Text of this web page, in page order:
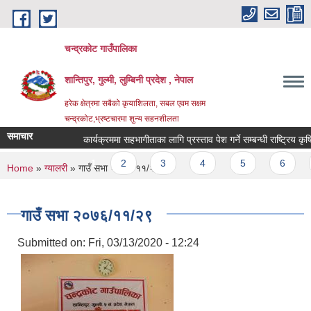
Skip to main content
चन्द्रकोट गाउँपालिका
शान्तिपुर, गुल्मी, लुम्बिनी प्रदेश , नेपाल
हरेक क्षेत्रमा सबैको कृयाशिलता, सबल एवम सक्षम
चन्द्रकोट,भ्रष्टचारमा शुन्य सहनशीलता
समाचार कार्यक्रममा सहभागीताका लागि प्रस्ताव पेश गर्ने सम्बन्धी राष्ट्रिय
Pages
1 2 3
You are here
Home » ग्यालरी» गाउँ सभा २०७६/११/२९
गाउँ सभा २०७६/११/२९
Submitted on: Fri, 03/13/2020 - 12:24